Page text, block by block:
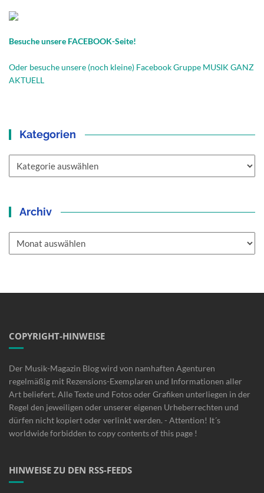
Besuche unsere FACEBOOK-Seite!
Oder besuche unsere (noch kleine) Facebook Gruppe MUSIK GANZ
AKTUELL
Kategorien
Archiv
COPYRIGHT-HINWEISE
Der Musik-Magazin Blog wird von namhaften Agenturen
regelmäßig mit Rezensions-Exemplaren und Informationen aller
Art beliefert. Alle Texte und Fotos oder Grafiken unterliegen in der
Regel den jeweiligen oder unserer eigenen Urheberrechten und
dürfen nicht kopiert oder verlinkt werden. - Attention! It´s
worldwide forbidden to copy contents of this page !
HINWEISE ZU DEN RSS-FEEDS